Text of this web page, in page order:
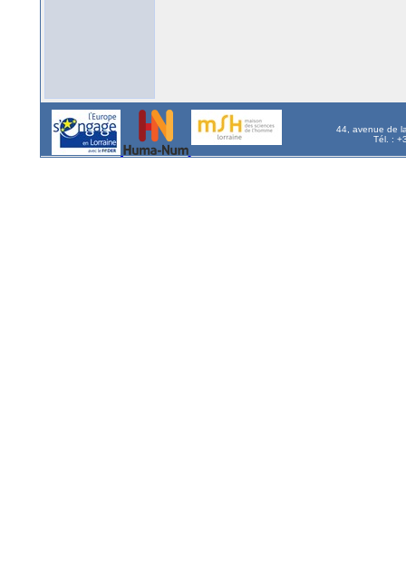
44, avenue de
Tél. :